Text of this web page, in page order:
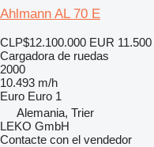
Ahlmann AL 70 E
CLP$12.100.000 EUR 11.500
Cargadora de ruedas
2000
10.493 m/h
Euro Euro 1
Alemania, Trier
LEKO GmbH
Contacte con el vendedor